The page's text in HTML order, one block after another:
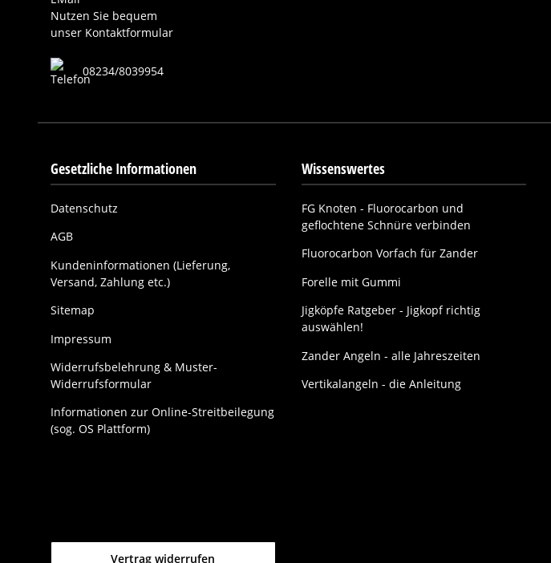
Nutzen Sie bequem
unser Kontaktformular
08234/8039954
Gesetzliche Informationen
Datenschutz
AGB
Kundeninformationen (Lieferung,
Versand, Zahlung etc.)
Sitemap
Impressum
Widerrufsbelehrung & Muster-
Widerrufsformular
Informationen zur Online-Streitbeilegung
(sog. OS Plattform)
Wissenswertes
FG Knoten - Fluorocarbon und
geflochtene Schnüre verbinden
Fluorocarbon Vorfach für Zander
Forelle mit Gummi
Jigköpfe Ratgeber - Jigkopf richtig
auswählen!
Zander Angeln - alle Jahreszeiten
Vertikalangeln - die Anleitung
Vertrag widerrufen